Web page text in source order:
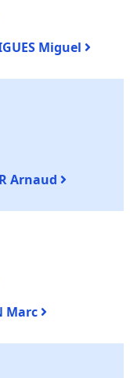
Miguel
Arnaud
Marc